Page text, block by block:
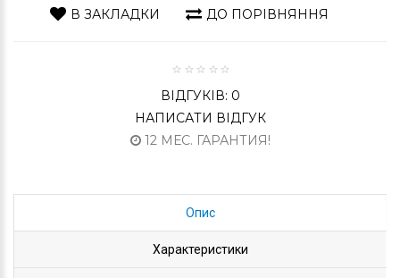
В ЗАКЛАДКИ ДО ПОРІВНЯННЯ
ВІДГУКІВ: 0
НАПИСАТИ ВІДГУК
12 МЕС. ГАРАНТИЯ!
Опис
Характеристики